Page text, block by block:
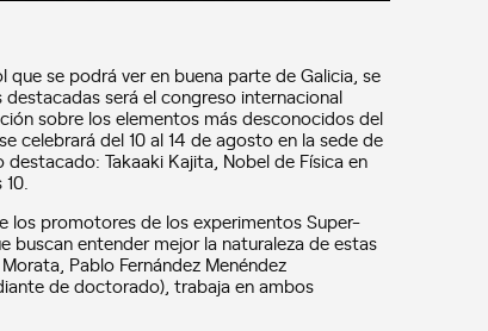
se podrá ver en buena parte de Galicia, se
será el congreso internacional
sobre los elementos más desconocidos del
celebrará del 10 al 14 de agosto en la sede de
Takaaki Kajita, Nobel de Física en
los promotores de los experimentos Super-
buscan entender mejor la naturaleza de estas
Pablo Fernández Menéndez
de doctorado), trabaja en ambos